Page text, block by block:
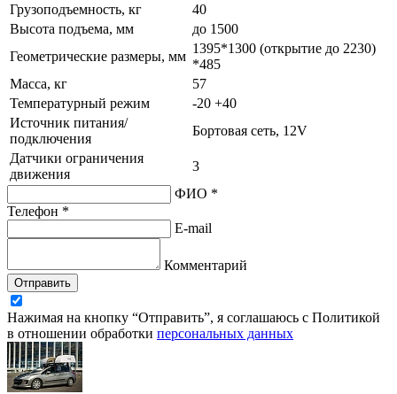
Грузоподъемность, кг
40
Высота подъема, мм
до 1500
Геометрические размеры, мм
1395*1300 (открытие до 2230)
*485
Масса, кг
57
Температурный режим
-20 +40
Источник питания/
подключения
Бортовая сеть, 12V
Датчики ограничения
движения
3
ФИО *
Телефон *
E-mail
Комментарий
Отправить
Нажимая на кнопку “Отправить”, я соглашаюсь с Политикой
в отношении обработки персональных данных